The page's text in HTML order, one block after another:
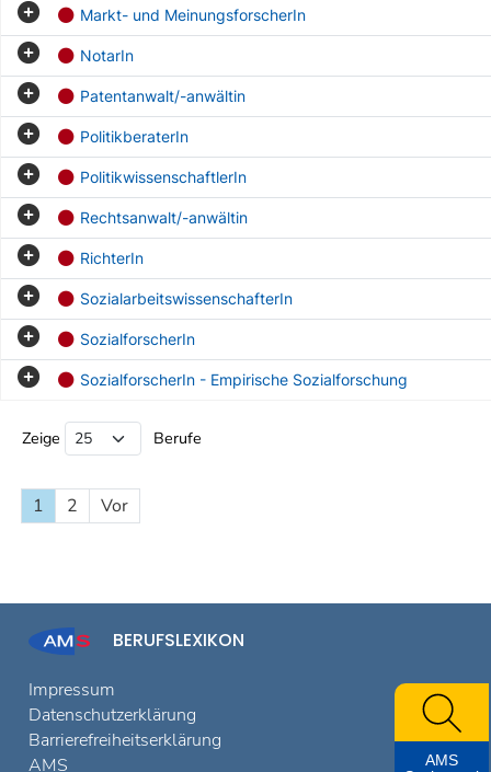
Markt- und MeinungsforscherIn
NotarIn
Patentanwalt/-anwältin
PolitikberaterIn
PolitikwissenschaftlerIn
Rechtsanwalt/-anwältin
RichterIn
SozialarbeitswissenschafterIn
SozialforscherIn
SozialforscherIn - Empirische Sozialforschung
Zeige Berufe
1 2 Vor
BERUFSLEXIKON
Impressum
Datenschutzerklärung
Barrierefreiheitserklärung
AMS
AMS